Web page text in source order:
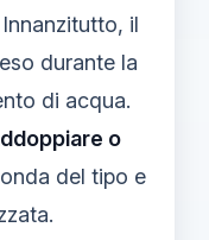
il
durante la
di acqua.
o
del tipo e